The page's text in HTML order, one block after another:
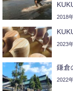
2018
2023
鎌倉
2022